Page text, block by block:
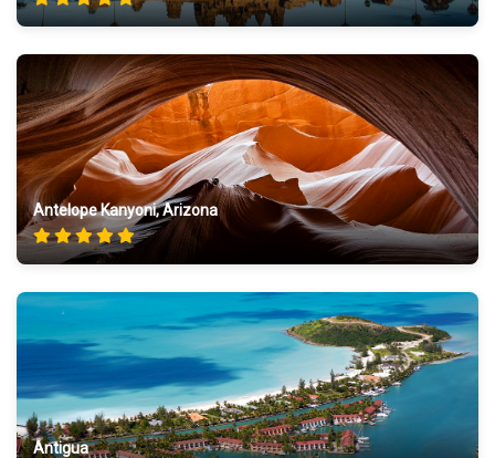
Antelope Kanyoni, Arizona
Antigua